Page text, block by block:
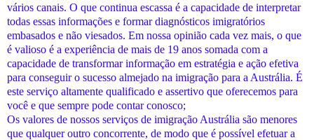
vários canais. O que continua escassa é a capacidade de interpretar
todas essas informações e formar diagnósticos imigratórios
embasados e não viesados. Em nossa opinião cada vez mais, o que
é valioso é a experiência de mais de 19 anos somada com a
capacidade de transformar informação em estratégia e ação efetiva
para conseguir o sucesso almejado na imigração para a Austrália. É
este serviço altamente qualificado e assertivo que oferecemos para
você e que sempre pode contar conosco;
Os valores de nossos serviços de imigração Austrália são menores
que qualquer outro concorrente, de modo que é possível efetuar a